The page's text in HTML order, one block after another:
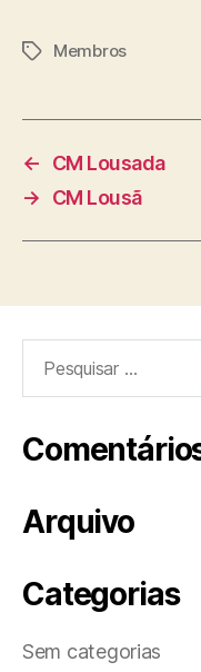
Etiquetas
Membros
←
CM Lousada
→
CM Lousã
por:
Arquivo
Categorias
Sem categorias